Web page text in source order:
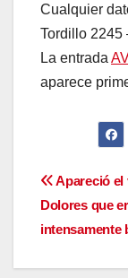
Cualquier
Tordillo 2245
La entrada
aparece
de
Apareció el
Dolores que
intensamente